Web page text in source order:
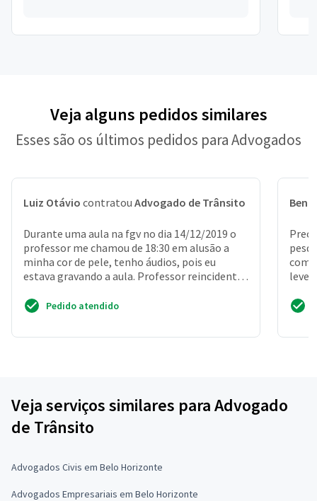
Veja alguns pedidos similares
Esses são os últimos pedidos para Advogados
Luiz Otávio contratou Advogado de Trânsito
Durante uma aula na fgv no dia 14/12/2019 o
professor me chamou de 18:30 em alusão a
minha cor de pele, tenho áudios, pois eu
estava gravando a aula. Professor reincidente
Pedido atendido
com
levei
Veja serviços similares para Advogado
de Trânsito
Advogados Civis em Belo Horizonte
Advogados Empresariais em Belo Horizonte